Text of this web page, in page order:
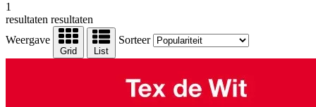
1
resultaten resultaten
Weergave
Grid List
Sorteer